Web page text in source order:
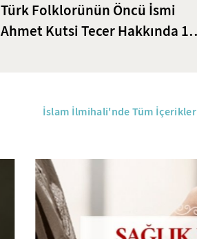
Türk Folklorünün Öncü İsmi
Ahmet Kutsi Tecer Hakkında 10
İslam İlmihali'nde Tüm İçerikler